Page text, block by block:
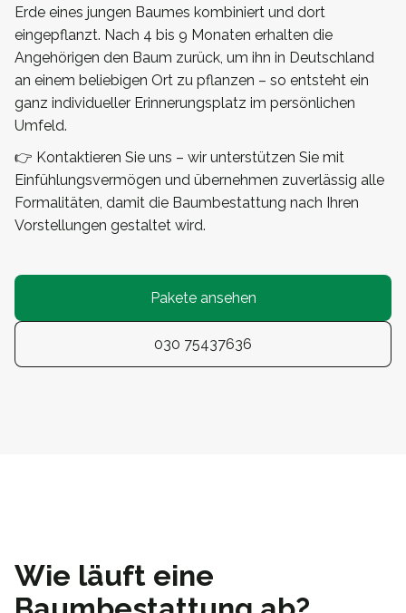
Erde eines jungen Baumes kombiniert und dort
eingepflanzt. Nach 4 bis 9 Monaten erhalten die
Angehörigen den Baum zurück, um ihn in Deutschland
an einem beliebigen Ort zu pflanzen – so entsteht ein
ganz individueller Erinnerungsplatz im persönlichen
Umfeld.
👉 Kontaktieren Sie uns – wir unterstützen Sie mit
Einfühlungsvermögen und übernehmen zuverlässig alle
Formalitäten, damit die Baumbestattung nach Ihren
Vorstellungen gestaltet wird.
Pakete ansehen
030 75437636
Wie läuft eine